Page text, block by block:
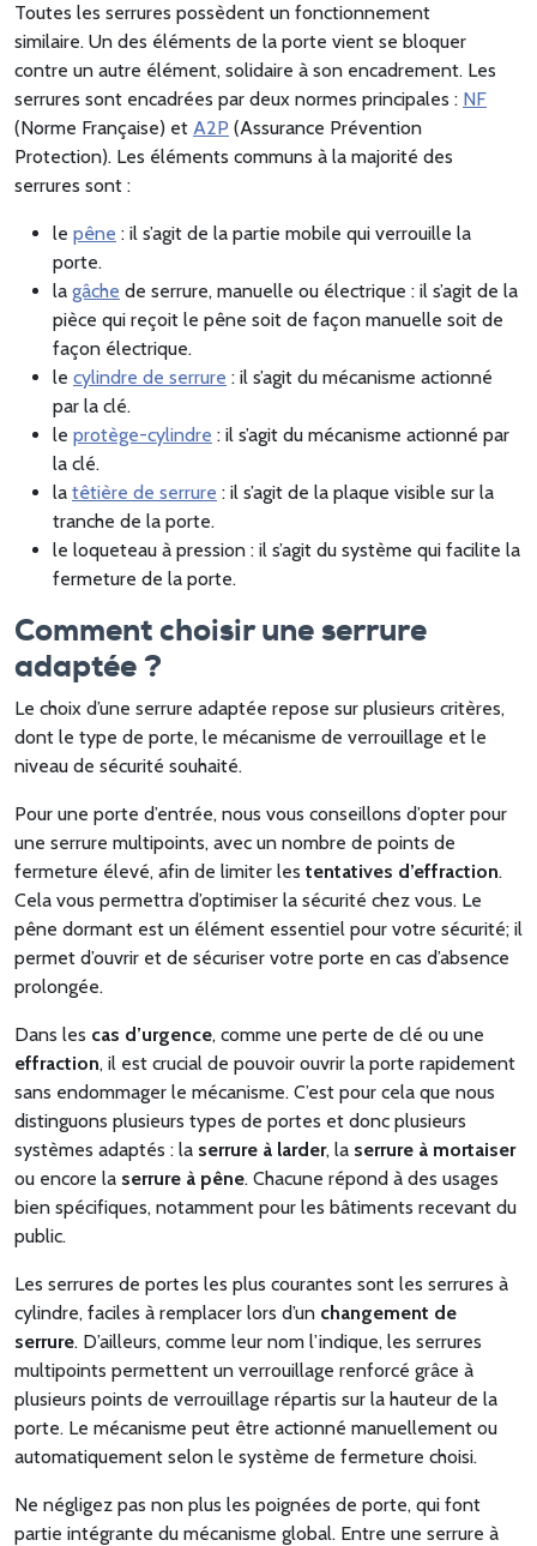
Toutes les serrures possèdent un fonctionnement
similaire. Un des éléments de la porte vient se bloquer
contre un autre élément, solidaire à son encadrement. Les
serrures sont encadrées par deux normes principales : NF
(Norme Française) et A2P (Assurance Prévention
Protection). Les éléments communs à la majorité des
serrures sont :
le pêne : il s’agit de la partie mobile qui verrouille la
porte.
la gâche de serrure, manuelle ou électrique : il s’agit de la
pièce qui reçoit le pêne soit de façon manuelle soit de
façon électrique.
le cylindre de serrure : il s’agit du mécanisme actionné
par la clé.
le protège-cylindre : il s’agit du mécanisme actionné par
la clé.
la têtière de serrure : il s’agit de la plaque visible sur la
tranche de la porte.
le loqueteau à pression : il s’agit du système qui facilite la
fermeture de la porte.
Comment choisir une serrure
adaptée ?
Le choix d’une serrure adaptée repose sur plusieurs critères,
dont le type de porte, le mécanisme de verrouillage et le
niveau de sécurité souhaité.
Pour une porte d’entrée, nous vous conseillons d’opter pour
une serrure multipoints, avec un nombre de points de
fermeture élevé, afin de limiter les tentatives d’effraction.
Cela vous permettra d’optimiser la sécurité chez vous. Le
pêne dormant est un élément essentiel pour votre sécurité; il
permet d’ouvrir et de sécuriser votre porte en cas d’absence
prolongée.
Dans les cas d’urgence, comme une perte de clé ou une
effraction, il est crucial de pouvoir ouvrir la porte rapidement
sans endommager le mécanisme. C’est pour cela que nous
distinguons plusieurs types de portes et donc plusieurs
systèmes adaptés : la serrure à larder, la serrure à mortaiser
ou encore la serrure à pêne. Chacune répond à des usages
bien spécifiques, notamment pour les bâtiments recevant du
public.
Les serrures de portes les plus courantes sont les serrures à
cylindre, faciles à remplacer lors d’un changement de
serrure. D’ailleurs, comme leur nom l’indique, les serrures
multipoints permettent un verrouillage renforcé grâce à
plusieurs points de verrouillage répartis sur la hauteur de la
porte. Le mécanisme peut être actionné manuellement ou
automatiquement selon le système de fermeture choisi.
Ne négligez pas non plus les poignées de porte, qui font
partie intégrante du mécanisme global. Entre une serrure à